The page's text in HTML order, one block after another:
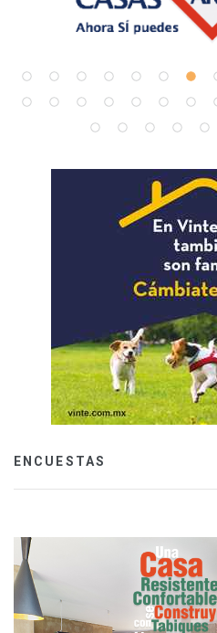
ENCUESTAS